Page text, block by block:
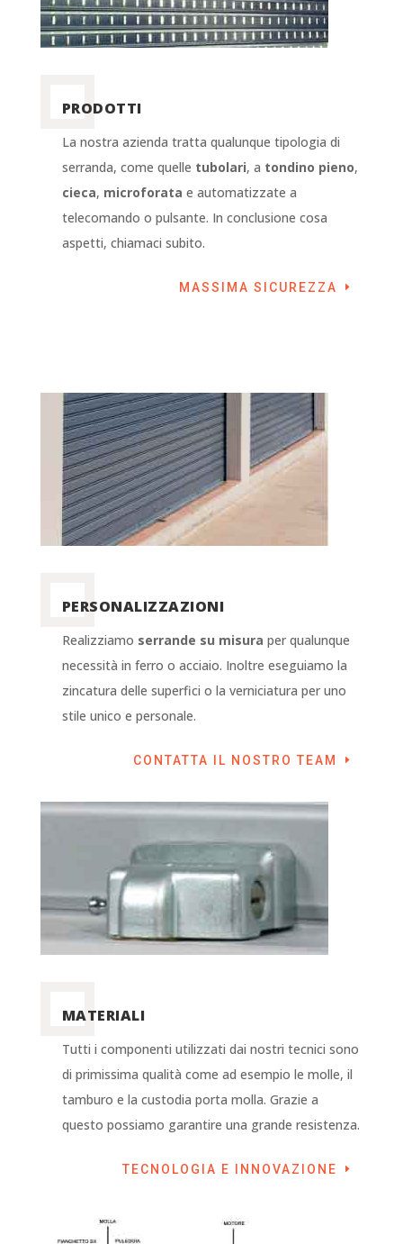
PRODOTTI
La nostra azienda tratta qualunque tipologia di
serranda, come quelle tubolari, a tondino pieno,
cieca, microforata e automatizzate a
telecomando o pulsante. In conclusione cosa
aspetti, chiamaci subito.
MASSIMA SICUREZZA
PERSONALIZZAZIONI
Realizziamo serrande su misura per qualunque
necessità in ferro o acciaio. Inoltre eseguiamo la
zincatura delle superfici o la verniciatura per uno
stile unico e personale.
CONTATTA IL NOSTRO TEAM
MATERIALI
Tutti i componenti utilizzati dai nostri tecnici sono
di primissima qualità come ad esempio le molle, il
tamburo e la custodia porta molla. Grazie a
questo possiamo garantire una grande resistenza.
TECNOLOGIA E INNOVAZIONE